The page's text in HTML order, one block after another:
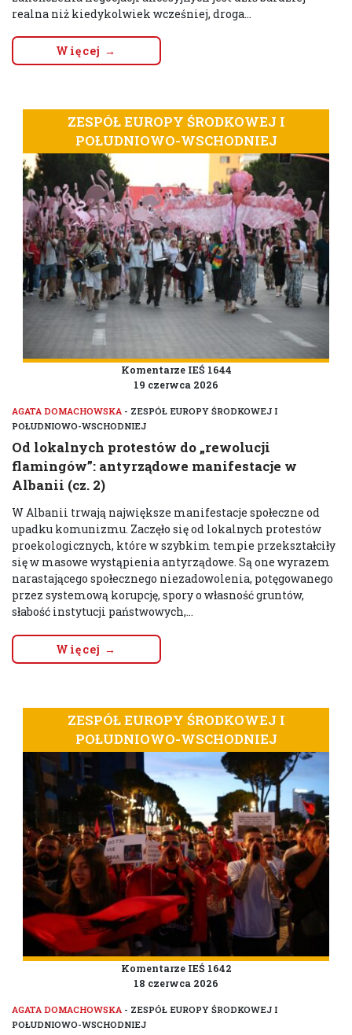
realna niż kiedykolwiek wcześniej, droga...
Więcej →
ZESPÓŁ EUROPY ŚRODKOWEJ I
POŁUDNIOWO-WSCHODNIEJ
Komentarze IEŚ 1644
19 czerwca 2026
AGATA DOMACHOWSKA - ZESPÓŁ EUROPY ŚRODKOWEJ I
POŁUDNIOWO-WSCHODNIEJ
Od lokalnych protestów do „rewolucji
flamingów”: antyrządowe manifestacje w
Albanii (cz. 2)
W Albanii trwają największe manifestacje społeczne od
upadku komunizmu. Zaczęło się od lokalnych protestów
proekologicznych, które w szybkim tempie przekształciły
się w masowe wystąpienia antyrządowe. Są one wyrazem
narastającego społecznego niezadowolenia, potęgowanego
przez systemową korupcję, spory o własność gruntów,
słabość instytucji państwowych,...
Więcej →
ZESPÓŁ EUROPY ŚRODKOWEJ I
POŁUDNIOWO-WSCHODNIEJ
Komentarze IEŚ 1642
18 czerwca 2026
AGATA DOMACHOWSKA - ZESPÓŁ EUROPY ŚRODKOWEJ I
POŁUDNIOWO-WSCHODNIEJ